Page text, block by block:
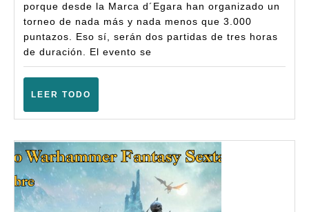
porque desde la Marca d´Egara han organizado un
torneo de nada más y nada menos que 3.000
puntazos. Eso sí, serán dos partidas de tres horas
de duración. El evento se
LEER TODO